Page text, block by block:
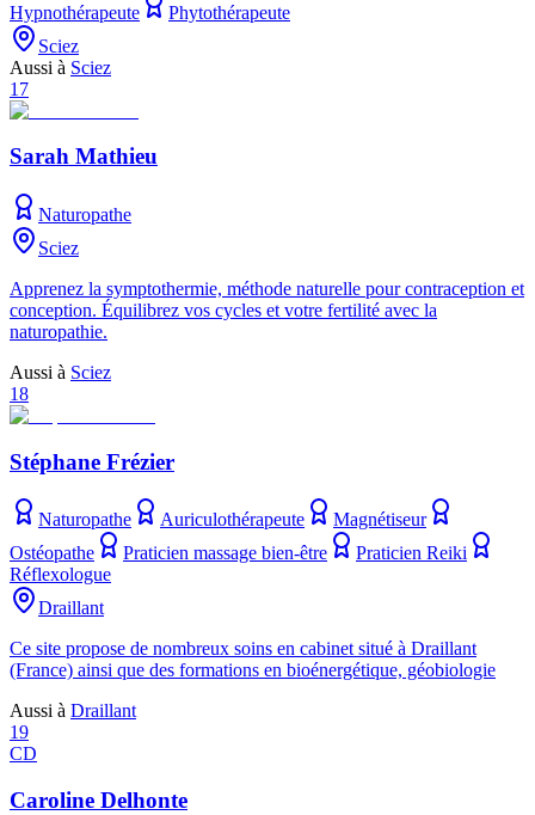
Hypnothérapeute
Phytothérapeute
Sciez
Aussi à Sciez
17
Sarah Mathieu
Naturopathe
Sciez
Apprenez la symptothermie, méthode naturelle pour contraception et
conception. Équilibrez vos cycles et votre fertilité avec la
naturopathie.
Aussi à Sciez
18
Stéphane Frézier
Naturopathe Auriculothérapeute
Magnétiseur
Ostéopathe
Praticien massage bien-être
Praticien Reiki
Réflexologue
Draillant
Ce site propose de nombreux soins en cabinet situé à Draillant
(France) ainsi que des formations en bioénergétique, géobiologie
Aussi à Draillant
19
CD
Caroline Delhonte